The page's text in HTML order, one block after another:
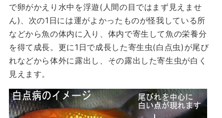
で卵がかえり水中を浮遊(人間の目ではまず見えませ
ん)、次の1日には運がよかったものが怪我している所
などから魚の体内に入り、体内で寄生して魚の栄養分
を得て成長。更に1日で成長した寄生虫(白点虫)が尾び
れなどから体外に露出し、その露出した寄生虫が白く
見えます。